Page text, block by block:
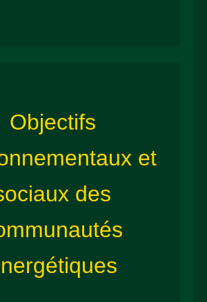
Objectifs
et
des